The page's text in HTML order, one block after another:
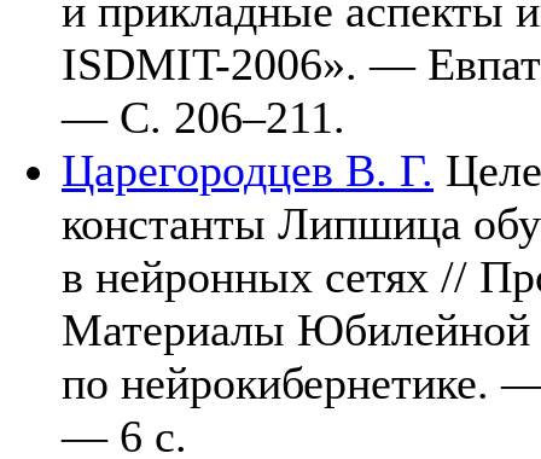
и прикладные аспекты
ISDMIT-2006». —
— С. 206–211.
Царегородцев В. Г.
константы Липшица
в нейронных сетях //
Материалы Юбилейной
по
— 6 с.